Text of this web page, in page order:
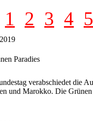
1 2 3 4 5
Paradies
verabschiedet die
und Marokko. Die Grünen